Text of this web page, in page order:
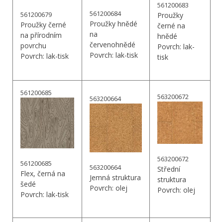
561200679
Proužky černé
na přírodním
povrchu
Povrch: lak-tisk
561200684
Proužky hnědé
na
červenohnědé
Povrch: lak-tisk
561200683
Proužky
černé na
hnědé
Povrch: lak-
tisk
561200685
561200685
Flex, černá na
šedé
Povrch: lak-tisk
563200664
563200664
Jemná struktura
Povrch: olej
563200672
563200672
Střední
struktura
Povrch: olej